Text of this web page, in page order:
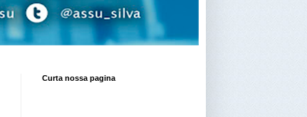
Curta nossa pagina